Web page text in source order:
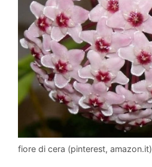
fiore di cera (pinterest, amazon.it)